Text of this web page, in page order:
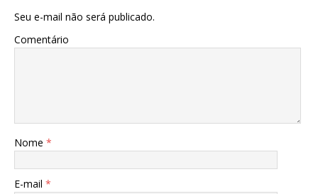
Seu e-mail não será publicado.
Comentário
Nome *
E-mail *